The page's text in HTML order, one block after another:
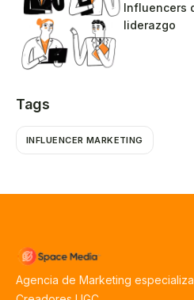
Influencers
liderazgo
Tags
INFLUENCER MARKETING
Agencia de Marketing